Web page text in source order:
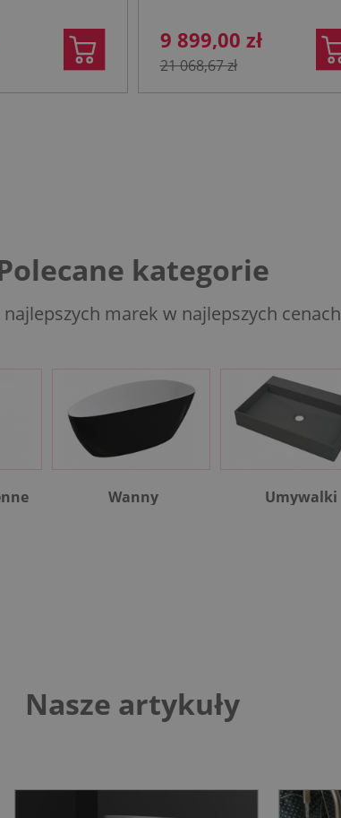
9 899,00 zł
21 068,67 zł
kategorie
marek w najlepszych cenach
Wanny Umywalki
Nasze artykuły